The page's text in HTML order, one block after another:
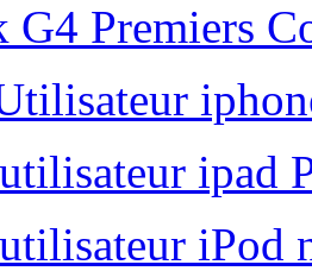
G4 Premiers
ipad
iPod